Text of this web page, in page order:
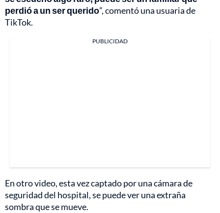
perdió a un ser querido”, comentó una usuaria de
TikTok.
PUBLICIDAD
En otro video, esta vez captado por una cámara de
seguridad del hospital, se puede ver una extraña
sombra que se mueve.